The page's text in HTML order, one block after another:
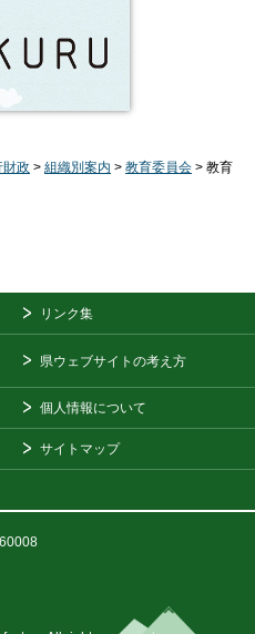
財政 > 組織別案内 > 教育委員会 > 教育
リンク集
県ウェブサイトの考え方
個人情報について
サイトマップ